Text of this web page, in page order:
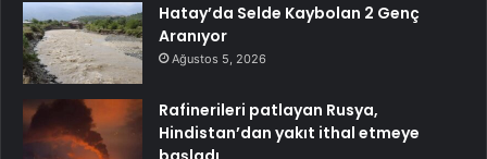
Hatay’da Selde Kaybolan 2 Genç
Aranıyor
Ağustos 5, 2026
Rafinerileri patlayan Rusya,
Hindistan’dan yakıt ithal etmeye